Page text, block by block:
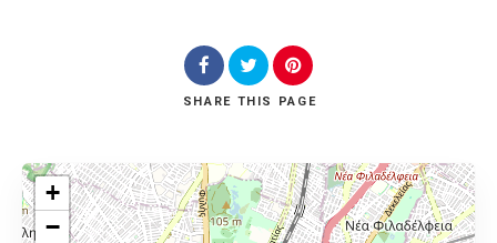
SHARE THIS PAGE
+
−